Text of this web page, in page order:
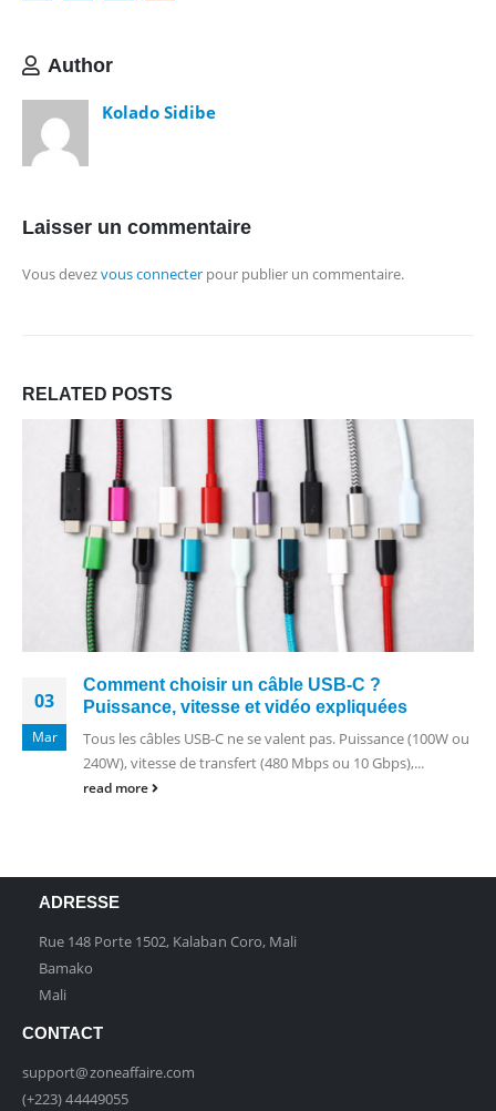
Author
Kolado Sidibe
Laisser un commentaire
Vous devezvous connecter pour publier un commentaire.
RELATED POSTS
03
Mar
Comment choisir un câble USB-C ?
Puissance, vitesse et vidéo expliquées
Tous les câbles USB-C ne se valent pas. Puissance (100W ou
240W), vitesse de transfert (480 Mbps ou 10 Gbps),...
read more
ADRESSE
Rue 148 Porte 1502, Kalaban Coro, Mali
Bamako
Mali
CONTACT
support@zoneaffaire.com
(+223) 44449055